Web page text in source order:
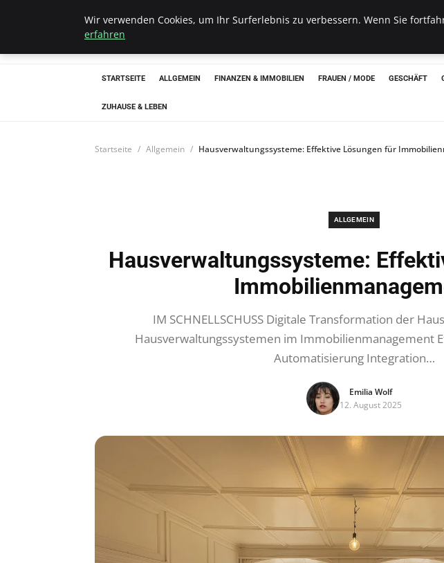
Bistro Grammophon
STARTSEITE ALLGEMEIN FINANZEN & IMMOBILIEN FRAUEN / MODE GESCHÄFT
ZUHAUSE & LEBEN
Startseite Allgemein Hausverwaltungssysteme: Effektive Lösungen für
ALLGEMEIN
Hausverwaltungssysteme:
IM SCHNELLSCHUSS Digitale Transformation der
Hausverwaltungssystemen im Immobilienmanagement
Automatisierung Integration…
Emilia Wolf
12. August 2025
Wir verwenden Cookies, um Ihr Surferlebnis zu verbessern. Wenn Sie
erfahren